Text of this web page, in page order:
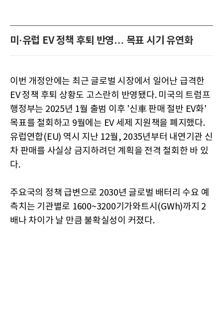
미·유럽 EV 정책 후퇴 반영… 목표 시기 유연화
이번 개정안에는 최근 글로벌 시장에서 일어난 급격한
EV 정책 후퇴 상황도 고스란히 반영됐다. 미국의 트럼프
행정부는 2025년 1월 출범 이후 '신車 판매 절반 EV화'
목표를 철회하고 9월에는 EV 세제 지원책을 폐지했다.
유럽연합(EU) 역시 지난 12월, 2035년부터 내연기관 신
차 판매를 사실상 금지하려던 계획을 전격 철회한 바 있
다.
주요국의 정책 급변으로 2030년 글로벌 배터리 수요 예
측치는 기관별로 1600~3200기가와트시(GWh)까지 2
배나 차이가 날 만큼 불확실성이 커졌다.